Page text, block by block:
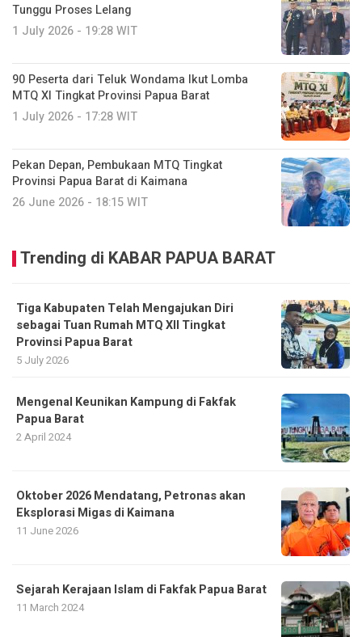
Tunggu Proses Lelang
1 July 2026 - 19:28 WIT
90 Peserta dari Teluk Wondama Ikut Lomba
MTQ XI Tingkat Provinsi Papua Barat
1 July 2026 - 17:28 WIT
Pekan Depan, Pembukaan MTQ Tingkat
Provinsi Papua Barat di Kaimana
26 June 2026 - 18:15 WIT
Trending di KABAR PAPUA BARAT
Tiga Kabupaten Telah Mengajukan Diri
sebagai Tuan Rumah MTQ XII Tingkat
Provinsi Papua Barat
5 July 2026
Mengenal Keunikan Kampung di Fakfak
Papua Barat
2 April 2024
Oktober 2026 Mendatang, Petronas akan
Eksplorasi Migas di Kaimana
11 June 2026
Sejarah Kerajaan Islam di Fakfak Papua Barat
11 March 2024